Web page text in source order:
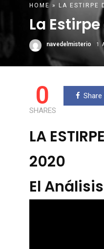
HOME » LA ESTIRPE
La
navedelmisterio 1
0
SHARES
LA
2020
El